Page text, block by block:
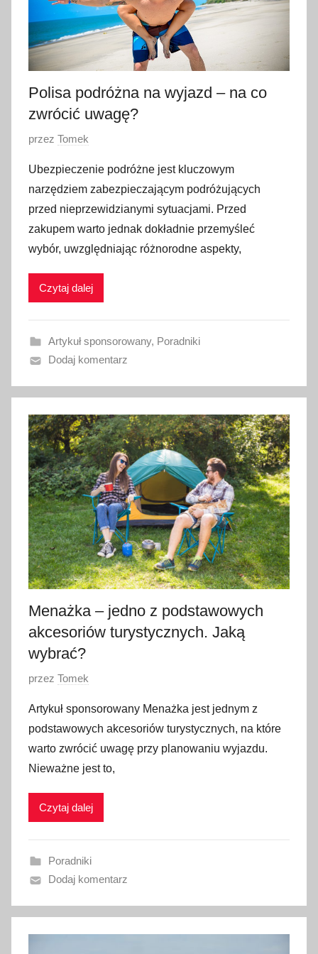
Polisa podróżna na wyjazd – na co
zwrócić uwagę?
O
u
b
l
i
k
a
2
g
r
u
d
n
i
a
2
0
2
3
przez Tomek
Ubezpieczenie podróżne jest kluczowym
narzędziem zabezpieczającym podróżujących
przed nieprzewidzianymi sytuacjami. Przed
zakupem warto jednak dokładnie przemyśleć
wybór, uwzględniając różnorodne aspekty,
Czytaj dalej
Artykuł sponsorowany, Poradniki
Dodaj komentarz
Menażka – jedno z podstawowych
akcesoriów turystycznych. Jaką
wybrać?
O
u
b
l
i
w
n
o
l
i
przez Tomek
Artykuł sponsorowany Menażka jest jednym z
podstawowych akcesoriów turystycznych, na które
warto zwrócić uwagę przy planowaniu wyjazdu.
Nieważne jest to,
Czytaj dalej
Poradniki
Dodaj komentarz